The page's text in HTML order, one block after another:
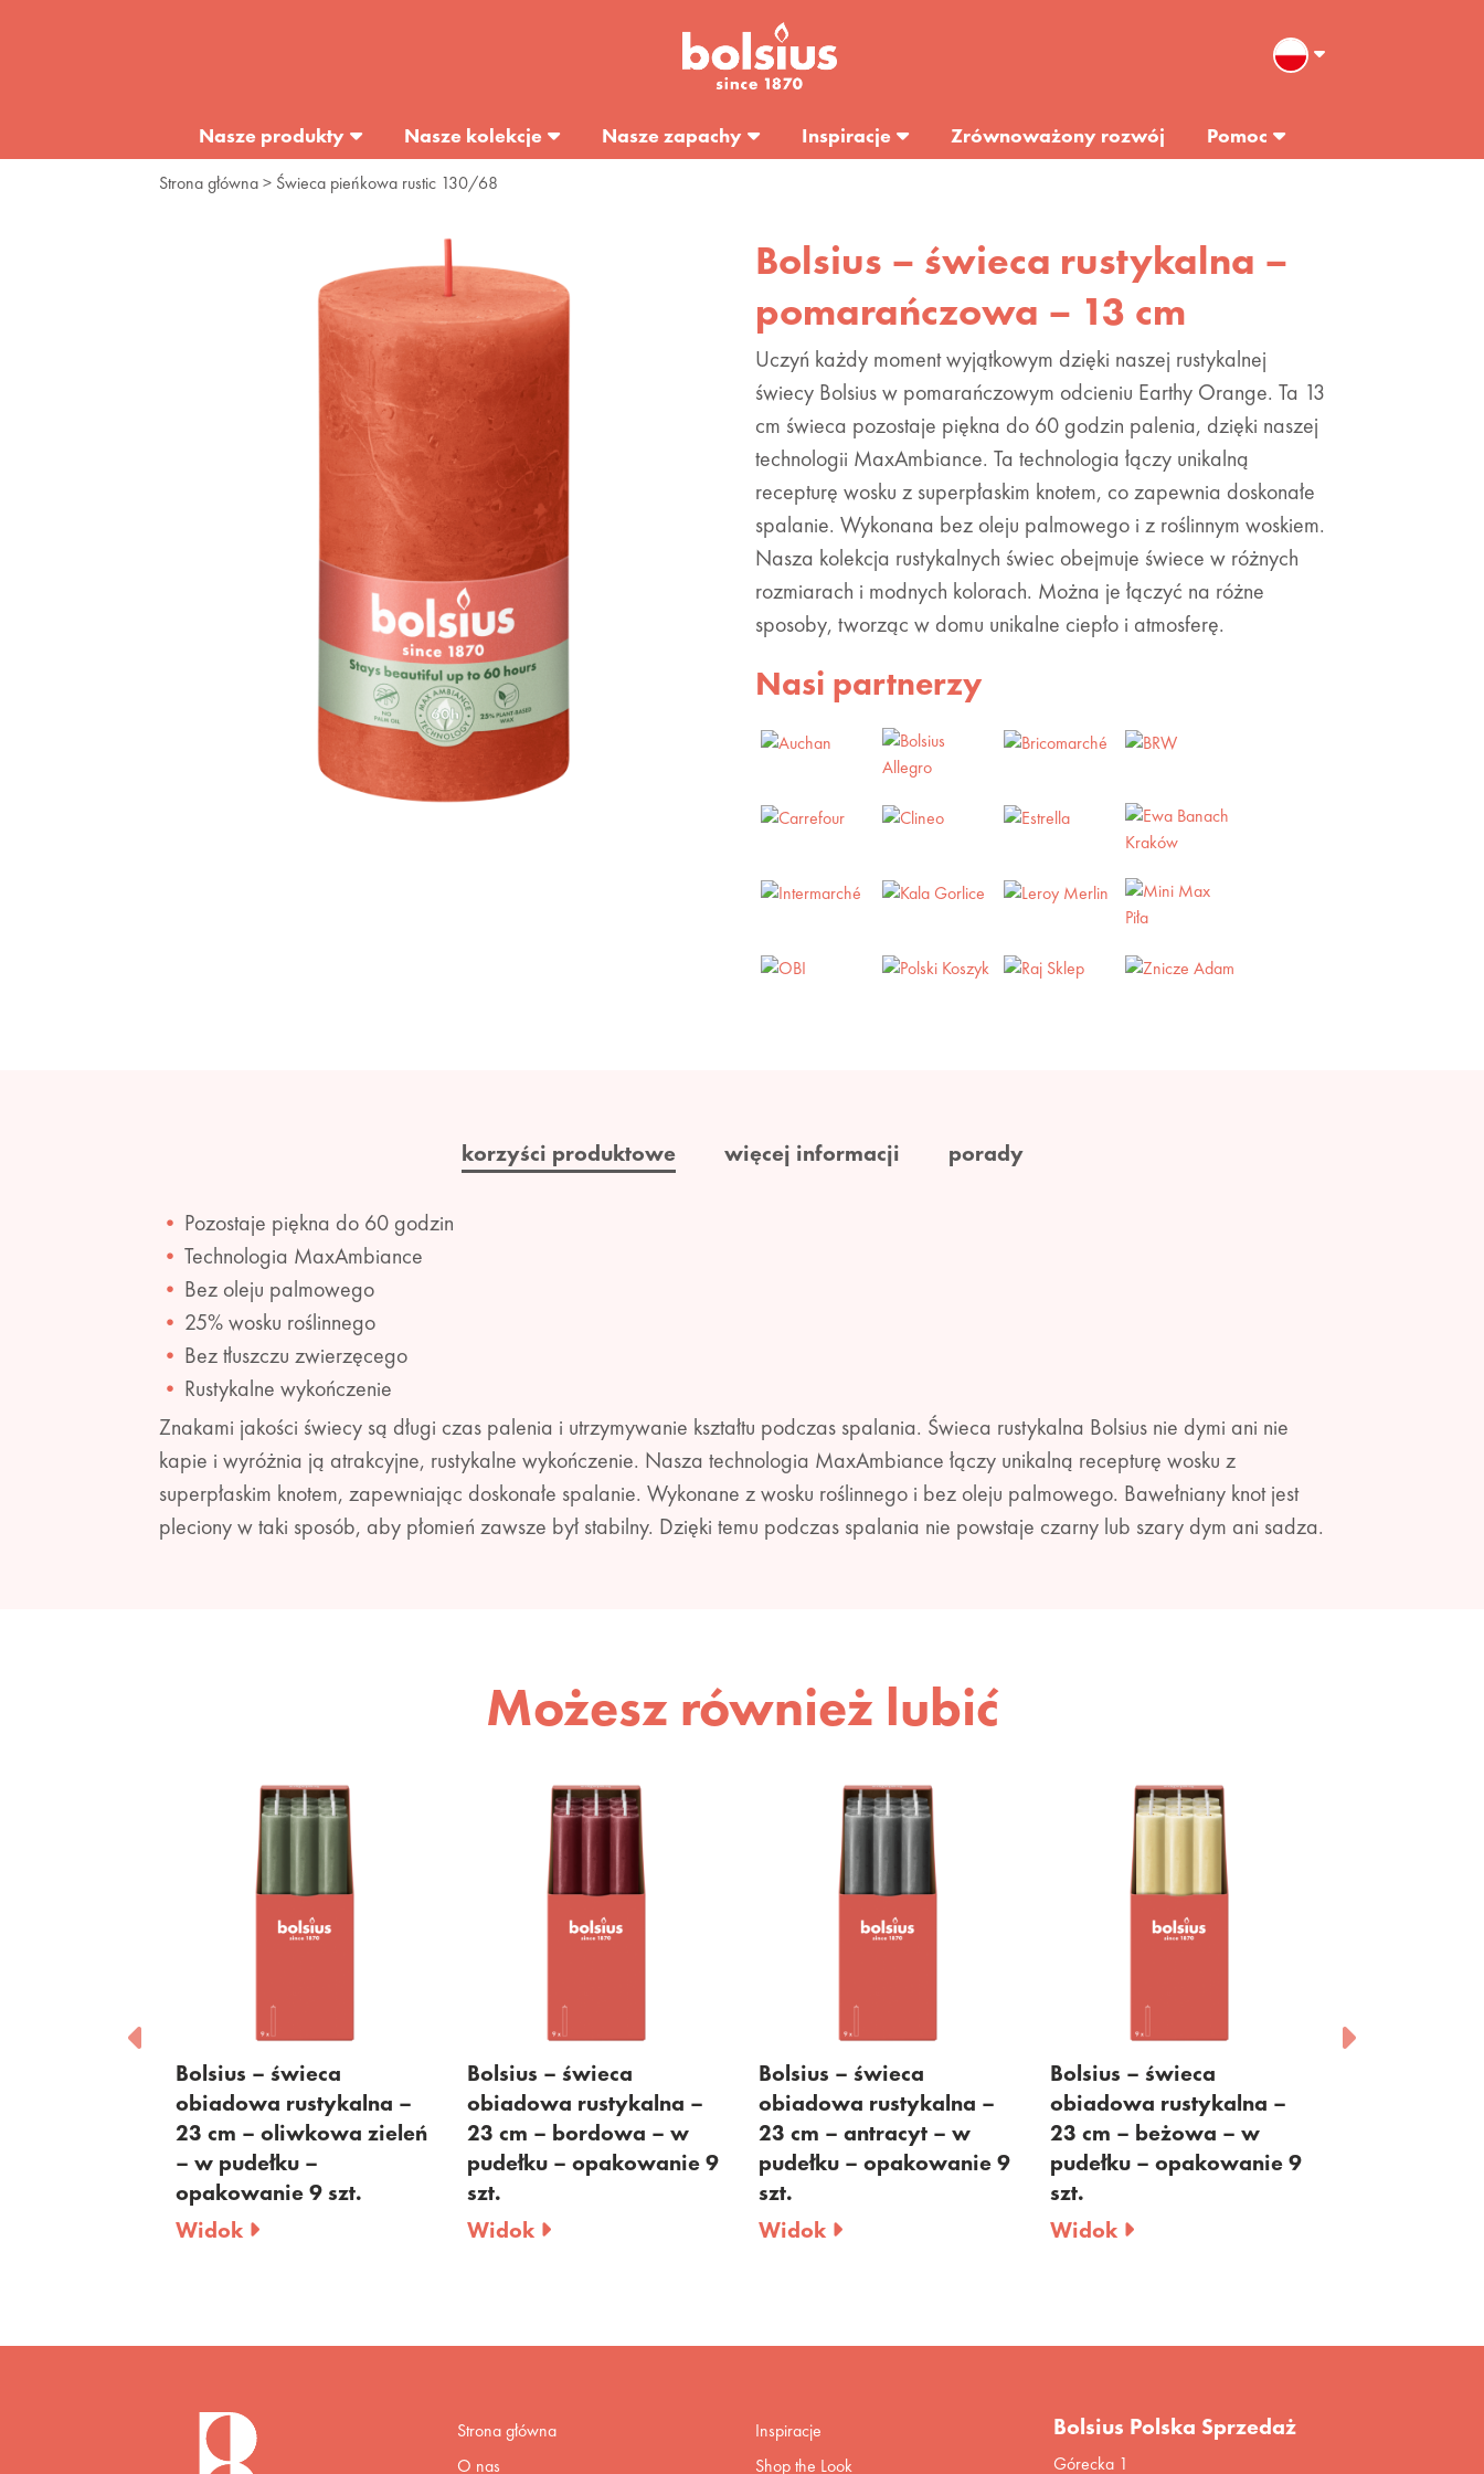
Nasze produkty Nasze kolekcje Nasze zapachy Inspiracje Zrównoważony rozwój Pomoc
Strona główna> Świeca pieńkowa rustic 130/68
Bolsius – świeca rustykalna –
pomarańczowa – 13 cm
Uczyń każdy moment wyjątkowym dzięki naszej rustykalnej
świecy Bolsius w pomarańczowym odcieniu Earthy Orange. Ta 13
cm świeca pozostaje piękna do 60 godzin palenia, dzięki naszej
technologii MaxAmbiance. Ta technologia łączy unikalną
recepturę wosku z superpłaskim knotem, co zapewnia doskonałe
spalanie. Wykonana bez oleju palmowego i z roślinnym woskiem.
Nasza kolekcja rustykalnych świec obejmuje świece w różnych
rozmiarach i modnych kolorach. Można je łączyć na różne
sposoby, tworząc w domu unikalne ciepło i atmosferę.
Nasi partnerzy
korzyści produktowe więcej informacji porady
Pozostaje piękna do 60 godzin
Technologia MaxAmbiance
Bez oleju palmowego
25% wosku roślinnego
Bez tłuszczu zwierzęcego
Rustykalne wykończenie
Znakami jakości świecy są długi czas palenia i utrzymywanie kształtu podczas spalania. Świeca rustykalna Bolsius nie dymi ani nie
kapie i wyróżnia ją atrakcyjne, rustykalne wykończenie. Nasza technologia MaxAmbiance łączy unikalną recepturę wosku z
superpłaskim knotem, zapewniając doskonałe spalanie. Wykonane z wosku roślinnego i bez oleju palmowego. Bawełniany knot jest
pleciony w taki sposób, aby płomień zawsze był stabilny. Dzięki temu podczas spalania nie powstaje czarny lub szary dym ani sadza.
Możesz również lubić
Bolsius – świeca
obiadowa rustykalna –
23 cm – oliwkowa zieleń
– w pudełku –
opakowanie 9 szt.
Widok
Bolsius – świeca
obiadowa rustykalna –
23 cm – bordowa – w
pudełku – opakowanie 9
szt.
Widok
Bolsius – świeca
obiadowa rustykalna –
23 cm – antracyt – w
pudełku – opakowanie 9
szt.
Widok
Bolsius – świeca
obiadowa rustykalna –
23 cm – beżowa – w
pudełku – opakowanie 9
szt.
Widok
Strona główna
O nas
Inspiracje
Shop the Look
Bolsius Polska Sprzedaż
Górecka 1